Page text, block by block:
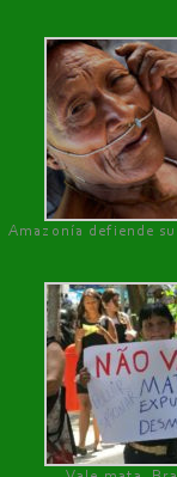
Amazonía defiende